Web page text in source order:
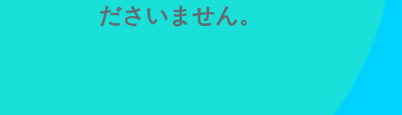
ださいません。